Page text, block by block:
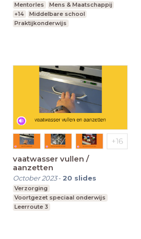
Mentorles
Mens & Maatschappij
+14
Middelbare school
Praktijkonderwijs
vaatwasser vullen /
aanzetten
October 2023- 20 slides
Verzorging
Voortgezet speciaal onderwijs
Leerroute 3